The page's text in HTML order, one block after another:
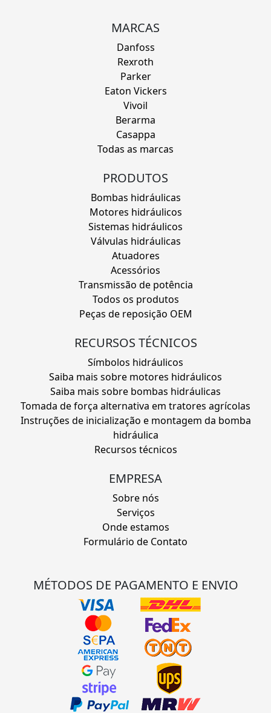
MARCAS
Danfoss
Rexroth
Parker
Eaton Vickers
Vivoil
Berarma
Casappa
Todas as marcas
PRODUTOS
Bombas hidráulicas
Motores hidráulicos
Sistemas hidráulicos
Válvulas hidráulicas
Atuadores
Acessórios
Transmissão de potência
Todos os produtos
Peças de reposição OEM
RECURSOS TÉCNICOS
Símbolos hidráulicos
Saiba mais sobre motores hidráulicos
Saiba mais sobre bombas hidráulicas
Tomada de força alternativa em tratores agrícolas
Instruções de inicialização e montagem da bomba
hidráulica
Recursos técnicos
EMPRESA
Sobre nós
Serviços
Onde estamos
Formulário de Contato
MÉTODOS DE PAGAMENTO E ENVIO